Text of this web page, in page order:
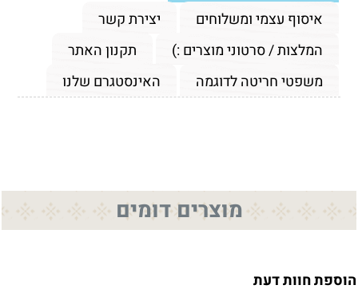
איסוף עצמי ומשלוחים
יצירת קשר
המלצות / סרטוני מוצרים :)
תקנון האתר
משפטי חריטה לדוגמה
האינסטגרם שלנו
מוצרים דומים
הוספת חוות דעת